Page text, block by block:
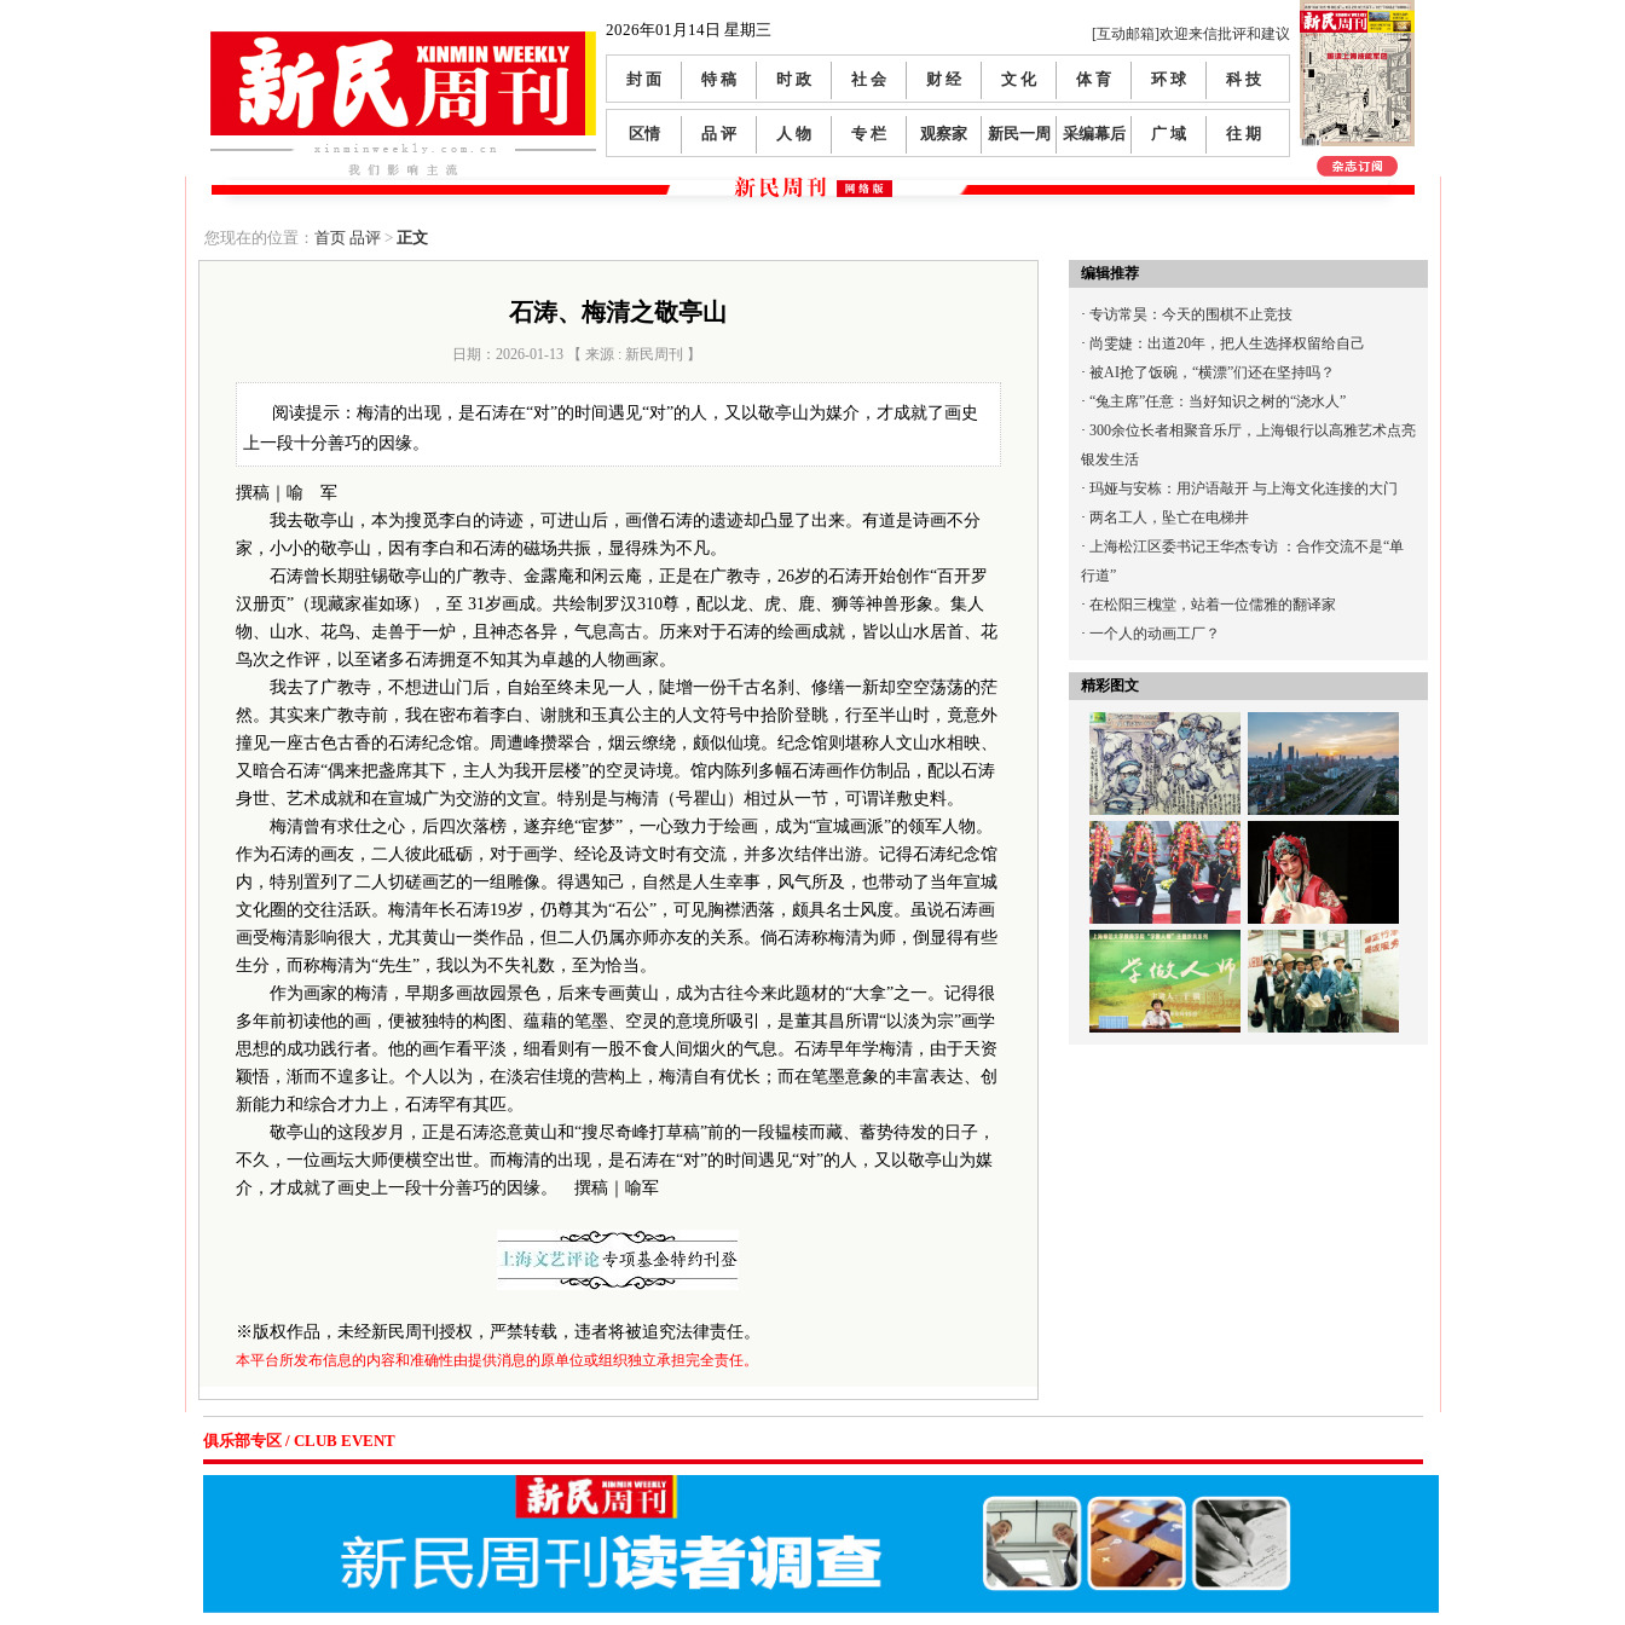
2026年01月14日 星期三 [互动邮箱]欢迎来信批评和建议
封 面 特 稿 时 政 社 会 财 经 文 化 体 育 环 球 科 技
区情 品 评 人 物 专 栏 观察家 新民一周 采编幕后 广 域 往 期
您现在的位置： 首页 品评> 正文
石涛、梅清之敬亭山
日期：2026-01-13 【 来源 : 新民周刊 】
阅读提示：梅清的出现，是石涛在“对”的时间遇见“对”的人，又以敬亭山为媒介，才成就了画史
上一段十分善巧的因缘。
撰稿｜喻 军
我去敬亭山，本为搜觅李白的诗迹，可进山后，画僧石涛的遗迹却凸显了出来。有道是诗画不分
家，小小的敬亭山，因有李白和石涛的磁场共振，显得殊为不凡。
石涛曾长期驻锡敬亭山的广教寺、金露庵和闲云庵，正是在广教寺，26岁的石涛开始创作“百开罗
汉册页”（现藏家崔如琢），至 31岁画成。共绘制罗汉310尊，配以龙、虎、鹿、狮等神兽形象。集人
物、山水、花鸟、走兽于一炉，且神态各异，气息高古。历来对于石涛的绘画成就，皆以山水居首、花
鸟次之作评，以至诸多石涛拥趸不知其为卓越的人物画家。
我去了广教寺，不想进山门后，自始至终未见一人，陡增一份千古名刹、修缮一新却空空荡荡的茫
然。其实来广教寺前，我在密布着李白、谢朓和玉真公主的人文符号中拾阶登眺，行至半山时，竟意外
撞见一座古色古香的石涛纪念馆。周遭峰攒翠合，烟云缭绕，颇似仙境。纪念馆则堪称人文山水相映、
又暗合石涛“偶来把盏席其下，主人为我开层楼”的空灵诗境。馆内陈列多幅石涛画作仿制品，配以石涛
身世、艺术成就和在宣城广为交游的文宣。特别是与梅清（号瞿山）相过从一节，可谓详敷史料。
梅清曾有求仕之心，后四次落榜，遂弃绝“宦梦”，一心致力于绘画，成为“宣城画派”的领军人物。
作为石涛的画友，二人彼此砥砺，对于画学、经论及诗文时有交流，并多次结伴出游。记得石涛纪念馆
内，特别置列了二人切磋画艺的一组雕像。得遇知己，自然是人生幸事，风气所及，也带动了当年宣城
文化圈的交往活跃。梅清年长石涛19岁，仍尊其为“石公”，可见胸襟洒落，颇具名士风度。虽说石涛画
画受梅清影响很大，尤其黄山一类作品，但二人仍属亦师亦友的关系。倘石涛称梅清为师，倒显得有些
生分，而称梅清为“先生”，我以为不失礼数，至为恰当。
作为画家的梅清，早期多画故园景色，后来专画黄山，成为古往今来此题材的“大拿”之一。记得很
多年前初读他的画，便被独特的构图、蕴藉的笔墨、空灵的意境所吸引，是董其昌所谓“以淡为宗”画学
思想的成功践行者。他的画乍看平淡，细看则有一股不食人间烟火的气息。石涛早年学梅清，由于天资
颖悟，渐而不遑多让。个人以为，在淡宕佳境的营构上，梅清自有优长；而在笔墨意象的丰富表达、创
新能力和综合才力上，石涛罕有其匹。
敬亭山的这段岁月，正是石涛恣意黄山和“搜尽奇峰打草稿”前的一段韫椟而藏、蓄势待发的日子，
不久，一位画坛大师便横空出世。而梅清的出现，是石涛在“对”的时间遇见“对”的人，又以敬亭山为媒
介，才成就了画史上一段十分善巧的因缘。 撰稿｜喻军
※ 版权作品，未经新民周刊授权，严禁转载，违者将被追究法律责任。
本平台所发布信息的内容和准确性由提供消息的原单位或组织独立承担完全责任。
编辑推荐
· 专访常昊：今天的围棋不止竞技
· 尚雯婕：出道20年，把人生选择权留给自己
· 被AI抢了饭碗，“横漂”们还在坚持吗？
· “兔主席”任意：当好知识之树的“浇水人”
· 300余位长者相聚音乐厅，上海银行以高雅艺术点亮
银发生活
· 玛娅与安栋：用沪语敲开 与上海文化连接的大门
· 两名工人，坠亡在电梯井
· 上海松江区委书记王华杰专访 ：合作交流不是“单
行道”
· 在松阳三槐堂，站着一位儒雅的翻译家
· 一个人的动画工厂？
精彩图文
俱乐部专区 / CLUB EVENT